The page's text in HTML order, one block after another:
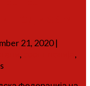
21, 2020|
,
,